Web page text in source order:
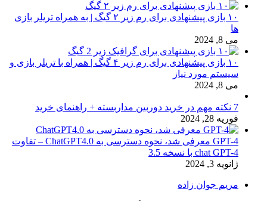
۱۰ بازی پیشنهادی برای رم زیر ۲ گیگ | به همراه تریلر بازی
ها
می 8, 2024
۱۰ بازی پیشنهادی برای رم زیر ۴ گیگ | همراه با تریلر بازی و
سیستم مورد نیاز
می 8, 2024
7 نکته مهم در خرید دوربین مداربسته + راهنمای خرید
فوریه 28, 2024
GPT-4 معرفی شد، نحوه دسترسی به ChatGPT4.0 – تفاوت
chat GPT-4 با نسخه 3.5
ژانویه 3, 2024
مریم جوان زاده